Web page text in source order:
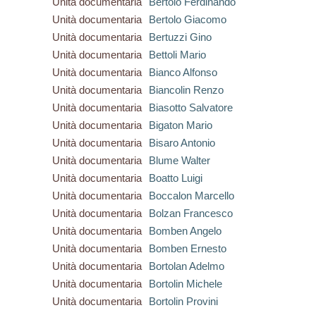
Unità documentaria
Bertolo Giacomo
Unità documentaria
Bertuzzi Gino
Unità documentaria
Bettoli Mario
Unità documentaria
Bianco Alfonso
Unità documentaria
Biancolin Renzo
Unità documentaria
Biasotto Salvatore
Unità documentaria
Bigaton Mario
Unità documentaria
Bisaro Antonio
Unità documentaria
Blume Walter
Unità documentaria
Boatto Luigi
Unità documentaria
Boccalon Marcello
Unità documentaria
Bolzan Francesco
Unità documentaria
Bomben Angelo
Unità documentaria
Bomben Ernesto
Unità documentaria
Bortolan Adelmo
Unità documentaria
Bortolin Michele
Unità documentaria
Bortolin Provini